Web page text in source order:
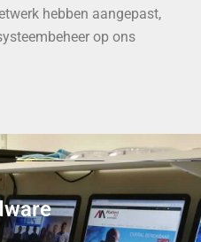
hebben aangepast,
op ons